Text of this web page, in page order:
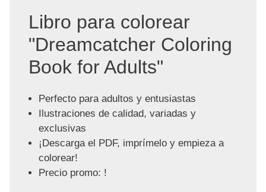
Libro para colorear
"Dreamcatcher Coloring
Book for Adults"
Perfecto para adultos y entusiastas
Ilustraciones de calidad, variadas y
exclusivas
¡Descarga el PDF, imprímelo y empieza a
colorear!
Precio promo: !